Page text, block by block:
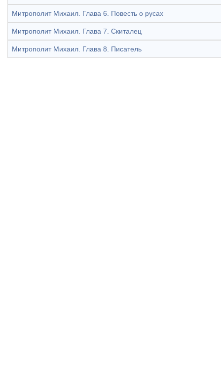
Митрополит Михаил. Глава 6. Повесть о русах
Митрополит Михаил. Глава 7. Скиталец
Митрополит Михаил. Глава 8. Писатель